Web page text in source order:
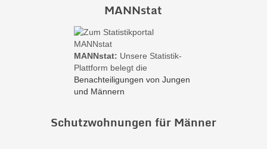
MANNstat
MANNstat: Unsere Statistik-
Plattform belegt die
Benachteiligungen von Jungen
und Männern
Schutzwohnungen für Männer